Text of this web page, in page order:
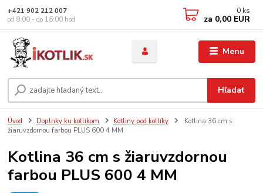
Menu
Hľadať
+421 902 212 007
od 8:00 - do 16:00 hod
0 ks
za 0,00 EUR
Úvod Doplnky ku kotlíkom Kotliny pod kotlíky
Kotlina 36 cm s
žiaruvzdornou farbou PLUS 600 4 MM
Kotlina 36 cm s žiaruvzdornou
farbou PLUS 600 4 MM